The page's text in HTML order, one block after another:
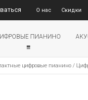
О нас Скидки
ПИАНИНО
цифровые пианино /